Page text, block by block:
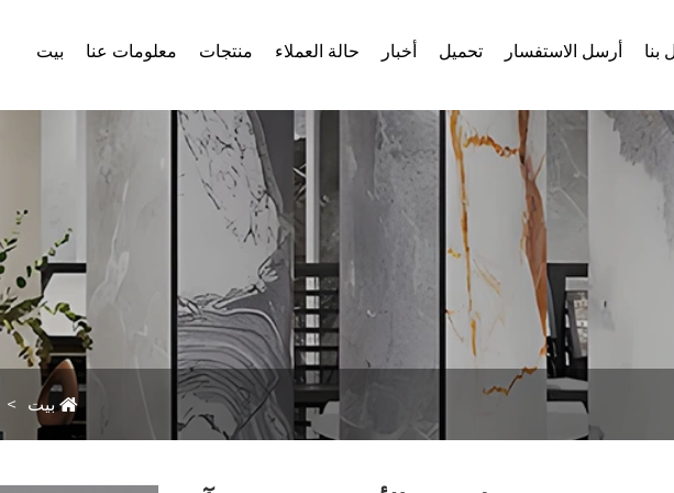
بيت معلومات عنا منتجات حالة العملاء أخبار تحميل أرسل الاستفسار بنا
بيت